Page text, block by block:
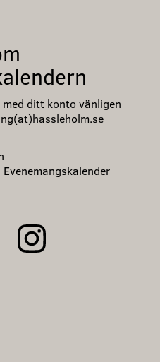
ditt konto vänligen